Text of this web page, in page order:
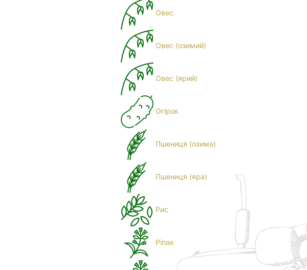
Овес
Овес (озимий)
Овес (ярий)
Огірок
Пшениця (озима)
Пшениця (яра)
Рис
Ріпак